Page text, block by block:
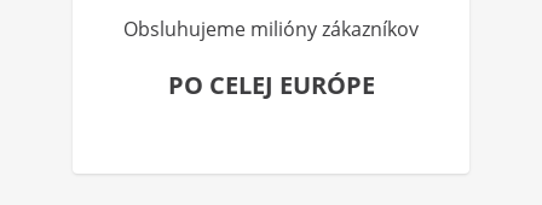
Obsluhujeme milióny zákazníkov
PO CELEJ EURÓPE